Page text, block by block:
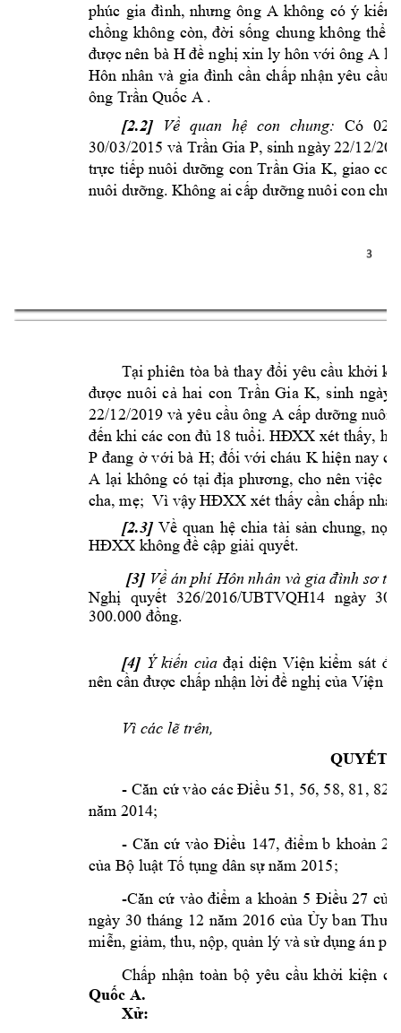
3
phúc gia đình, nhưng ông A không có ý kiến
chồng không còn, đời sống chung không thể
được nên bà H đề nghị xin ly hôn với ông A là
Hôn nhân và gia đình cần chấp nhận yêu cầu
ông Trần Quốc A .
[2.2] Về quan hệ con chung: Có 02
30/03/2015 và Trần Gia P, sinh ngày 22/12/
trực tiếp nuôi dưỡng con Trần Gia K, giao con
nuôi dưỡng. Không ai cấp dưỡng nuôi con
Tại phiên tòa bà thay đổi yêu cầu khởi
được nuôi cả hai con Trần Gia K, sinh ngày
22/12/2019 và yêu cầu ông A cấp dưỡng nuôi
đến khi các con đủ 18 tuổi. HĐXX xét thấy,
P đang ở với bà H; đối với cháu K hiện nay ch
A lại không có tại địa phương, cho nên việc
cha, mẹ; Vì vậy HĐXX xét thấy cần chấp
[2.3] Về quan hệ chia tài sản chung, nợ
HĐXX không đề cập giải quyết.
[3] Về án phí Hôn nhân và gia đình sơ
Nghị quyết 326/2016/UBTVQH14 ngày 30/
300.000 đồng.
[4] Ý kiến của đại diện Viện kiểm sát
nên cần được chấp nhận lời đề nghị của Viện
Vì các lẽ trên,
QUYẾT
- Căn cứ vào các Điều 51, 56, 58, 81, 82
năm 2014;
- Căn cứ vào Điều 147, điểm b khoản 2
của Bộ luật Tố tụng dân sự năm 2015;
-Căn cứ vào điểm a khoản 5 Điều 27 của
ngày 30 tháng 12 năm 2016 của Ủy ban Thườ
miễn, giảm, thu, nộp, quản lý và sử dụng án
Chấp nhận toàn bộ yêu cầu khởi kiện
Quốc A.
Xử: